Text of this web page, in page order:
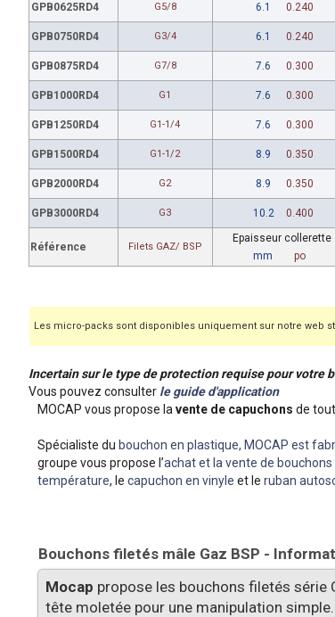
GPB0625RD4 G5/8 6.1 0.240
GPB0750RD4 G3/4 6.1 0.240
GPB0875RD4 G7/8 7.6 0.300
GPB1000RD4 G1 7.6 0.300
GPB1250RD4 G1-1/4 7.6 0.300
GPB1500RD4 G1-1/2 8.9 0.350
GPB2000RD4 G2 8.9 0.350
GPB3000RD4 G3 10.2 0.400
Référence Filets GAZ/ BSP
Epaisseur collerette
mm
po
Les micro-packs sont disponibles uniquement sur notre web
Incertain sur le type de protection requise pour votre
Vous pouvez consulter le guide d'application
MOCAP vous propose la vente de capuchons de
Spécialiste du bouchon en plastique, MOCAP est
groupe vous propose l’achat et la vente de
température, le capuchon en vinyle et le ruban
Bouchons filetés mâle Gaz BSP -
Mocap propose les bouchons filetés série
tête moletée pour une manipulation